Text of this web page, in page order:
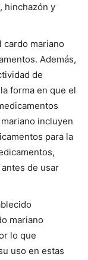
hinchazón y
cardo mariano
Además,
de
forma en que el
incluyen
para la
de usar
mariano
lo que
uso en estas